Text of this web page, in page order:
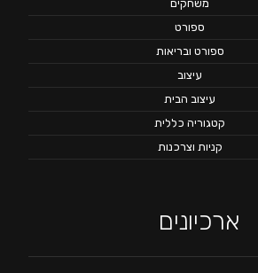
משחקים
ספורט
ספורט ובריאות
עיצוב
עיצוב הבית
קטגוריה כללית
קניות וצרכנות
ארכיונים